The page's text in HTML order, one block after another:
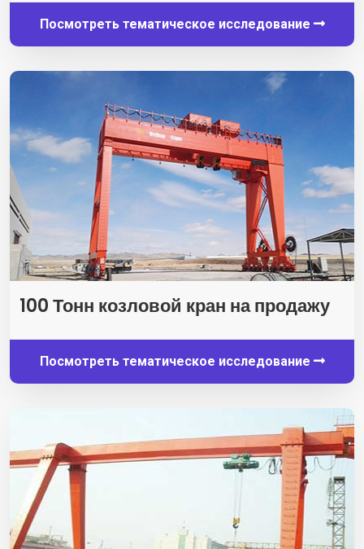
Посмотреть тематическое исследование
100 Тонн козловой кран на продажу
Посмотреть тематическое исследование